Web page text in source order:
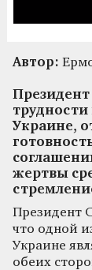
Автор:
Украине,
жертвы
Президент
что одной
Украине
обеих